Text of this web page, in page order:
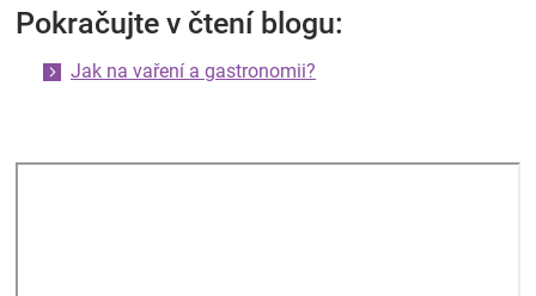
Pokračujte v čtení blogu:
Jak na vaření a gastronomii?